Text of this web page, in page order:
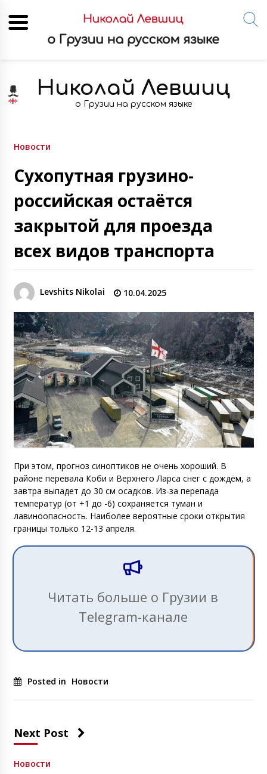
content
Николай Левшиц
о Грузии на русском языке
Новости
Сухопутная грузино-
российская остаётся
закрытой для проезда
всех видов транспорта
Levshits Nikolai 10.04.2025
При этом, прогноз синоптиков не очень хороший. В
районе перевала Коби и Верхнего Ларса снег с дождём, а
завтра выпадет до 30 см осадков. Из-за перепада
температур (от +1 до -6) сохраняется туман и
лавиноопасность. Наиболее вероятные сроки открытия
границы только 12-13 апреля.
Читать больше о Грузии в
Telegram-канале
Posted in Новости
Next Post
Новости